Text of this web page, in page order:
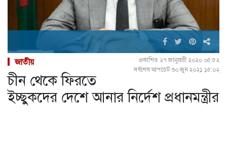
জাতীয়
প্রকাশিত ২৭ জানুয়ারী ২০২০ ০৫:৫২
সর্বশেষ আপডেট ৩০ জুন ২০২১ ১৫:০২
চীন থেকে ফিরতে
ইচ্ছুকদের দেশে আনার নির্দেশ প্রধানমন্ত্রীর